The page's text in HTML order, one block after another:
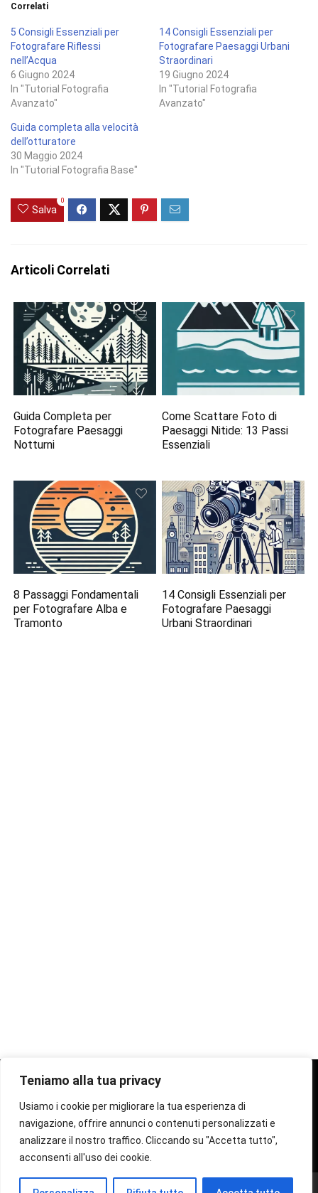
Teniamo alla tua privacy
Usiamo i cookie per migliorare la tua esperienza di
navigazione, offrire annunci o contenuti personalizzati e
analizzare il nostro traffico. Cliccando su "Accetta tutto",
acconsenti all'uso dei cookie.
Correlati
5 Consigli Essenziali per
Fotografare Riflessi
nell’Acqua
6 Giugno 2024
In "Tutorial Fotografia
Avanzato"
14 Consigli Essenziali per
Fotografare Paesaggi Urbani
Straordinari
19 Giugno 2024
In "Tutorial Fotografia
Avanzato"
Guida completa alla velocità
dell’otturatore
30 Maggio 2024
In "Tutorial Fotografia Base"
Salva
0
Articoli Correlati
Guida Completa per
Fotografare Paesaggi
Notturni
Come Scattare Foto di
Paesaggi Nitide: 13 Passi
Essenziali
8 Passaggi Fondamentali
per Fotografare Alba e
Tramonto
14 Consigli Essenziali per
Fotografare Paesaggi
Urbani Straordinari
Privacy Policy